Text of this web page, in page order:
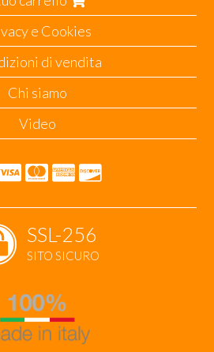
e Cookies
di vendita
Chi siamo
Video
SSL-256
SITO SICURO